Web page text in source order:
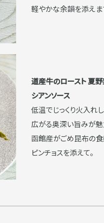
軽やかな余韻を添えま
道産牛のロースト 夏
シアンソース
低温でじっくり火入れ
広がる奥深い旨みが魅
函館産がごめ昆布の食
ピンチョスを添えて。